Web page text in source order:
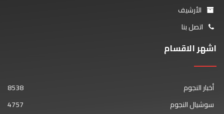
الأرشيف
اتصل بنا
اشهر الاقسام
أخبار النجوم
8538
سوشيال النجوم
4757